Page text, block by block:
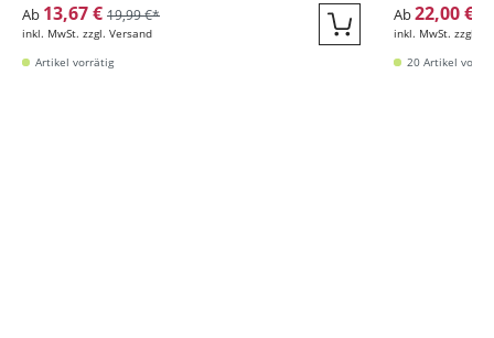
Ab 13,67 € 19,99 €*
inkl. MwSt. zzgl. Versand Quickbuy
Artikel vorrätig
Ab22,00 €
inkl. MwSt. zzgl.
20 Artikel